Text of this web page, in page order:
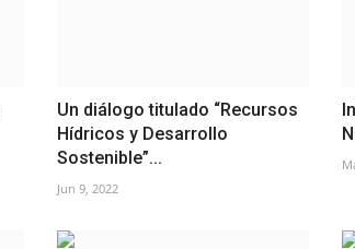
Un diálogo titulado “Recursos
Hídricos y Desarrollo
Sostenible”...
Jun 9, 2022